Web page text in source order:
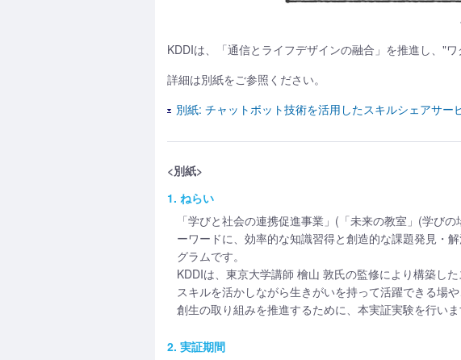
KDDIは、「通信とライフデザインの融合」を推進し、"
詳細は別紙をご参照ください。
別紙: チャットボット技術を活用したスキルシェアサー
<別紙>
1. ねらい
「学びと社会の連携促進事業」(「未来の教室」(学び
ーワードに、効率的な知識習得と創造的な課題発見・
グラムです。
KDDIは、東京大学講師 檜山 敦氏の監修により構築し
スキルを活かしながら生きがいを持って活躍できる場
創生の取り組みを推進するために、本実証実験を行いま
2. 実証期間